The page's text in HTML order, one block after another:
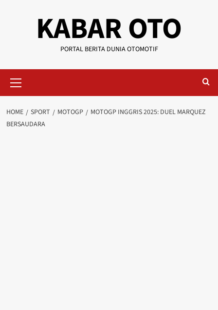
KABAR OTO
PORTAL BERITA DUNIA OTOMOTIF
HOME SPORT MOTOGP
MOTOGP INGGRIS 2025: DUEL MARQUEZ
BERSAUDARA